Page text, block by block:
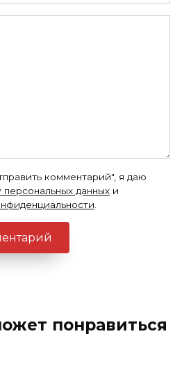
комментарий", я даю
персональных данных и
понравиться